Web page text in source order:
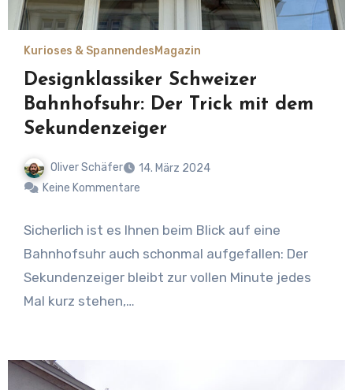
Kurioses & Spannendes Magazin
Designklassiker Schweizer
Bahnhofsuhr: Der Trick mit dem
Sekundenzeiger
Oliver Schäfer
14. März 2024
Keine Kommentare
Sicherlich ist es Ihnen beim Blick auf eine
Bahnhofsuhr auch schonmal aufgefallen: Der
Sekundenzeiger bleibt zur vollen Minute jedes
Mal kurz stehen,…